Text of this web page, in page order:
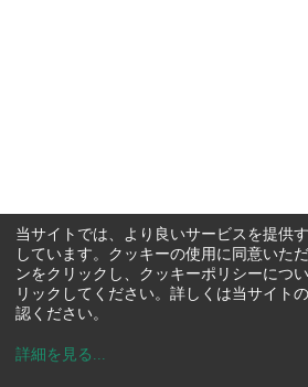
当サイトでは、より良いサービスを提供
しています。クッキーの使用に同意いた
ンをクリックし、クッキーポリシーにつ
リックしてください。詳しくは当サイトの
認ください。
詳細を見る ...